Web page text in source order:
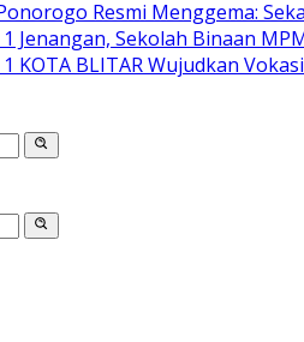
Resmi Menggema:
Jenangan, Sekolah Binaan
1 KOTA BLITAR Wujudkan